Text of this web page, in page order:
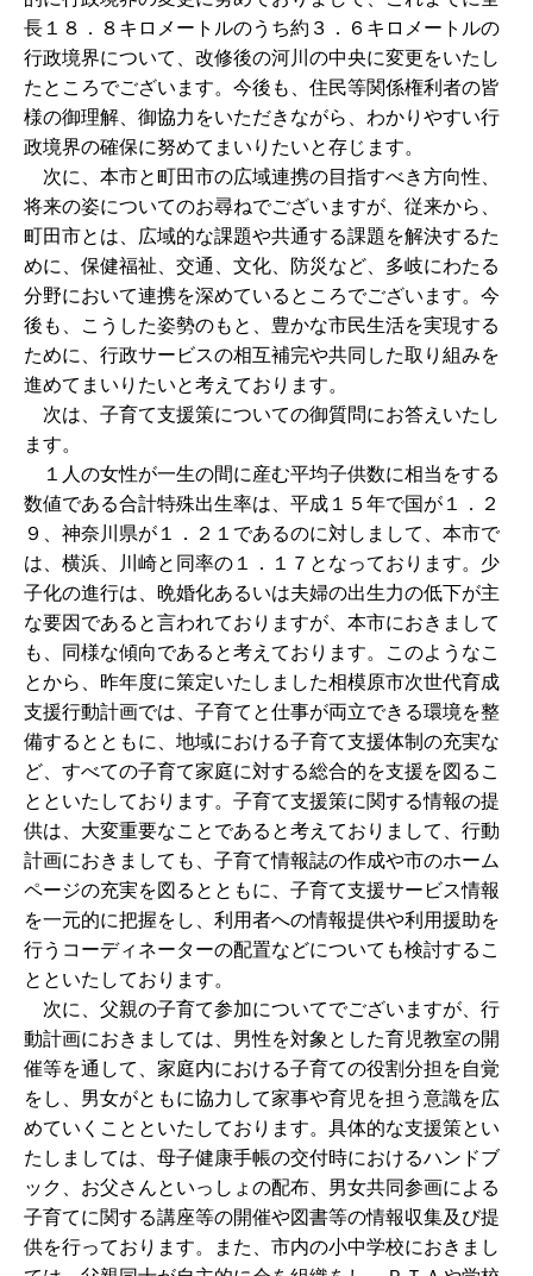
長１８．８キロメートルのうち約３．６キロメートルの
行政境界について、改修後の河川の中央に変更をいたし
たところでございます。今後も、住民等関係権利者の皆
様の御理解、御協力をいただきながら、わかりやすい行
政境界の確保に努めてまいりたいと存じます。
次に、本市と町田市の広域連携の目指すべき方向性、
将来の姿についてのお尋ねでございますが、従来から、
町田市とは、広域的な課題や共通する課題を解決するた
めに、保健福祉、交通、文化、防災など、多岐にわたる
分野において連携を深めているところでございます。今
後も、こうした姿勢のもと、豊かな市民生活を実現する
ために、行政サービスの相互補完や共同した取り組みを
進めてまいりたいと考えております。
次は、子育て支援策についての御質問にお答えいたし
ます。
１人の女性が一生の間に産む平均子供数に相当をする
数値である合計特殊出生率は、平成１５年で国が１．２
９、神奈川県が１．２１であるのに対しまして、本市で
は、横浜、川崎と同率の１．１７となっております。少
子化の進行は、晩婚化あるいは夫婦の出生力の低下が主
な要因であると言われておりますが、本市におきまして
も、同様な傾向であると考えております。このようなこ
とから、昨年度に策定いたしました相模原市次世代育成
支援行動計画では、子育てと仕事が両立できる環境を整
備するとともに、地域における子育て支援体制の充実な
ど、すべての子育て家庭に対する総合的を支援を図るこ
とといたしております。子育て支援策に関する情報の提
供は、大変重要なことであると考えておりまして、行動
計画におきましても、子育て情報誌の作成や市のホーム
ページの充実を図るとともに、子育て支援サービス情報
を一元的に把握をし、利用者への情報提供や利用援助を
行うコーディネーターの配置などについても検討するこ
とといたしております。
次に、父親の子育て参加についてでございますが、行
動計画におきましては、男性を対象とした育児教室の開
催等を通して、家庭内における子育ての役割分担を自覚
をし、男女がともに協力して家事や育児を担う意識を広
めていくことといたしております。具体的な支援策とい
たしましては、母子健康手帳の交付時におけるハンドブ
ック、お父さんといっしょの配布、男女共同参画による
子育てに関する講座等の開催や図書等の情報収集及び提
供を行っております。また、市内の小中学校におきまし